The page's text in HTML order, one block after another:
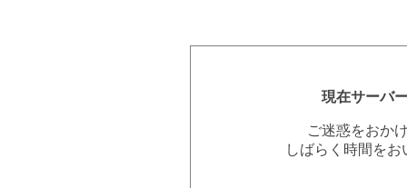
現在サーバ
ご迷惑をおか
しばらく時間を